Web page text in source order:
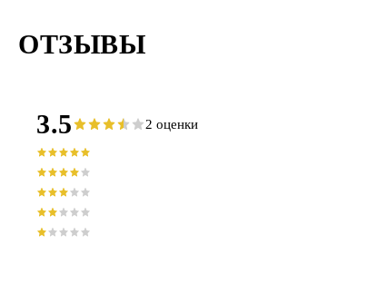
ОТЗЫВЫ
3.5 2 оценки